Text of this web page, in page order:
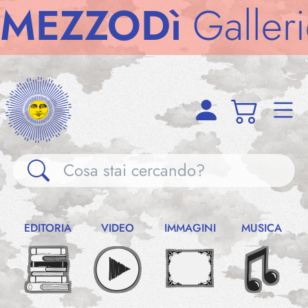
Gallerie
Gallerie
Notizie
EDITORIA VIDEO IMMAGINI MUSICA